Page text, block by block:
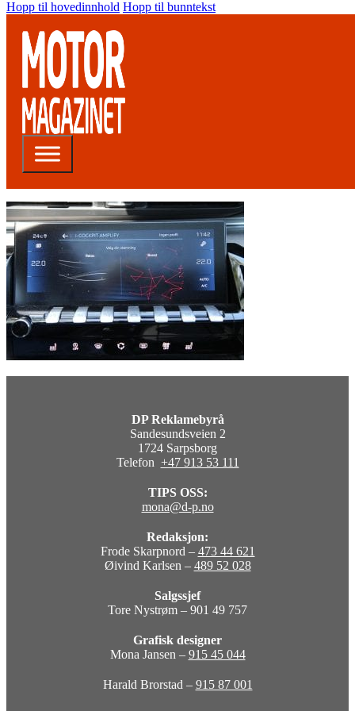
Hopp til hovedinnhold Hopp til bunntekst
DP Reklamebyrå
Sandesundsveien 2
1724 Sarpsborg
Telefon +47 913 53 111
TIPS OSS:
mona@d-p.no
Redaksjon:
Frode Skarpnord – 473 44 621
Øivind Karlsen – 489 52 028
Salgssjef
Tore Nystrøm – 901 49 757
Grafisk designer
Mona Jansen – 915 45 044
Harald Brorstad – 915 87 001